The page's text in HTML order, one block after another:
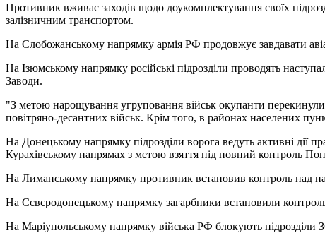
Противник вживає заходів щодо доукомплектування своїх
залізничним транспортом.
На Слобожанському напрямку армія РФ продовжує завдавати
На Ізюмському напрямку російські підрозділи проводять
Заводи.
"З метою нарощування угруповання військ окупанти перекинули з
повітряно-десантних військ. Крім того, в районах населених
На Донецькому напрямку підрозділи ворога ведуть активні дії
Курахівському напрямах з метою взяття під повний контроль
На Лиманському напрямку противник встановив контроль над
На Сєвєродонецькому напрямку загарбники встановили
На Маріупольському напрямку війська РФ блокують підрозділи